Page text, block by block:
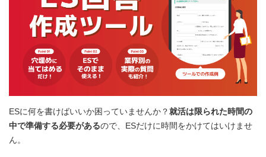
ESに何を書けばいいか困っていませんか？就活は限られた時間の
中で準備する必要があるので、ESだけに時間をかけてはいけませ
ん。